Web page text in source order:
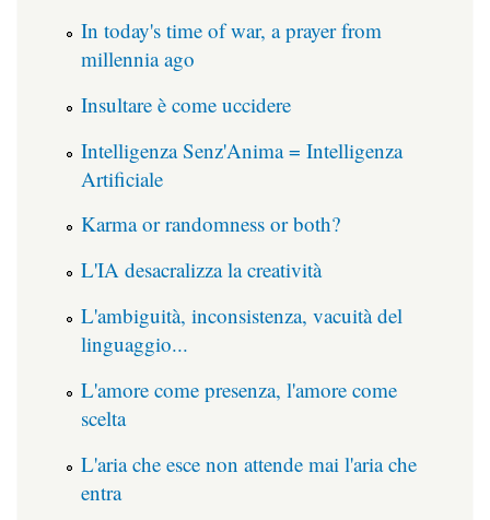
In today's time of war, a prayer from
millennia ago
Insultare è come uccidere
Intelligenza Senz'Anima = Intelligenza
Artificiale
Karma or randomness or both?
L'IA desacralizza la creatività
L'ambiguità, inconsistenza, vacuità del
linguaggio...
L'amore come presenza, l'amore come
scelta
L'aria che esce non attende mai l'aria che
entra